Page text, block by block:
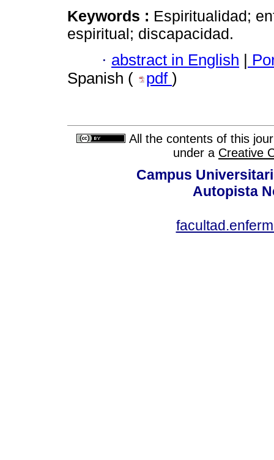
Keywords : Espiritualidad;
espiritual; discapacidad.
· abstract in English |
Spanish (
pdf )
All the contents of this
under a Creative
Campus
Autopista